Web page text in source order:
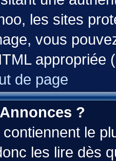
les sites
vous
appropriée
de page
?
le
les lire dès